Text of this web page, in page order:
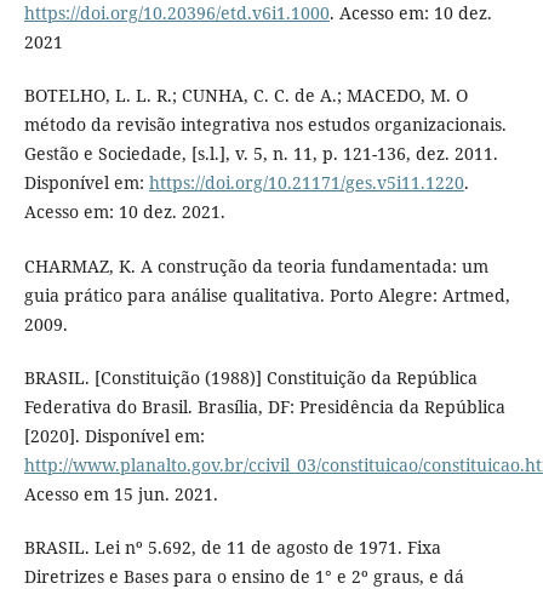
https://doi.org/10.20396/etd.v6i1.1000. Acesso em: 10 dez.
2021
BOTELHO, L. L. R.; CUNHA, C. C. de A.; MACEDO, M. O
método da revisão integrativa nos estudos organizacionais.
Gestão e Sociedade, [s.l.], v. 5, n. 11, p. 121-136, dez. 2011.
Disponível em: https://doi.org/10.21171/ges.v5i11.1220.
Acesso em: 10 dez. 2021.
CHARMAZ, K. A construção da teoria fundamentada: um
guia prático para análise qualitativa. Porto Alegre: Artmed,
2009.
BRASIL. [Constituição (1988)] Constituição da República
Federativa do Brasil. Brasília, DF: Presidência da República
[2020]. Disponível em:
http://www.planalto.gov.br/ccivil_03/constituicao/
Acesso em 15 jun. 2021.
BRASIL. Lei nº 5.692, de 11 de agosto de 1971. Fixa
Diretrizes e Bases para o ensino de 1° e 2º graus, e dá